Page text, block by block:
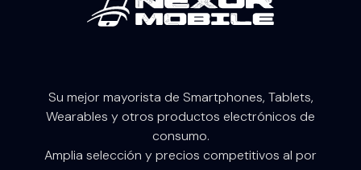
Su mejor mayorista de Smartphones, Tablets,
Wearables y otros productos electrónicos de
consumo.
Amplia selección y precios competitivos al por